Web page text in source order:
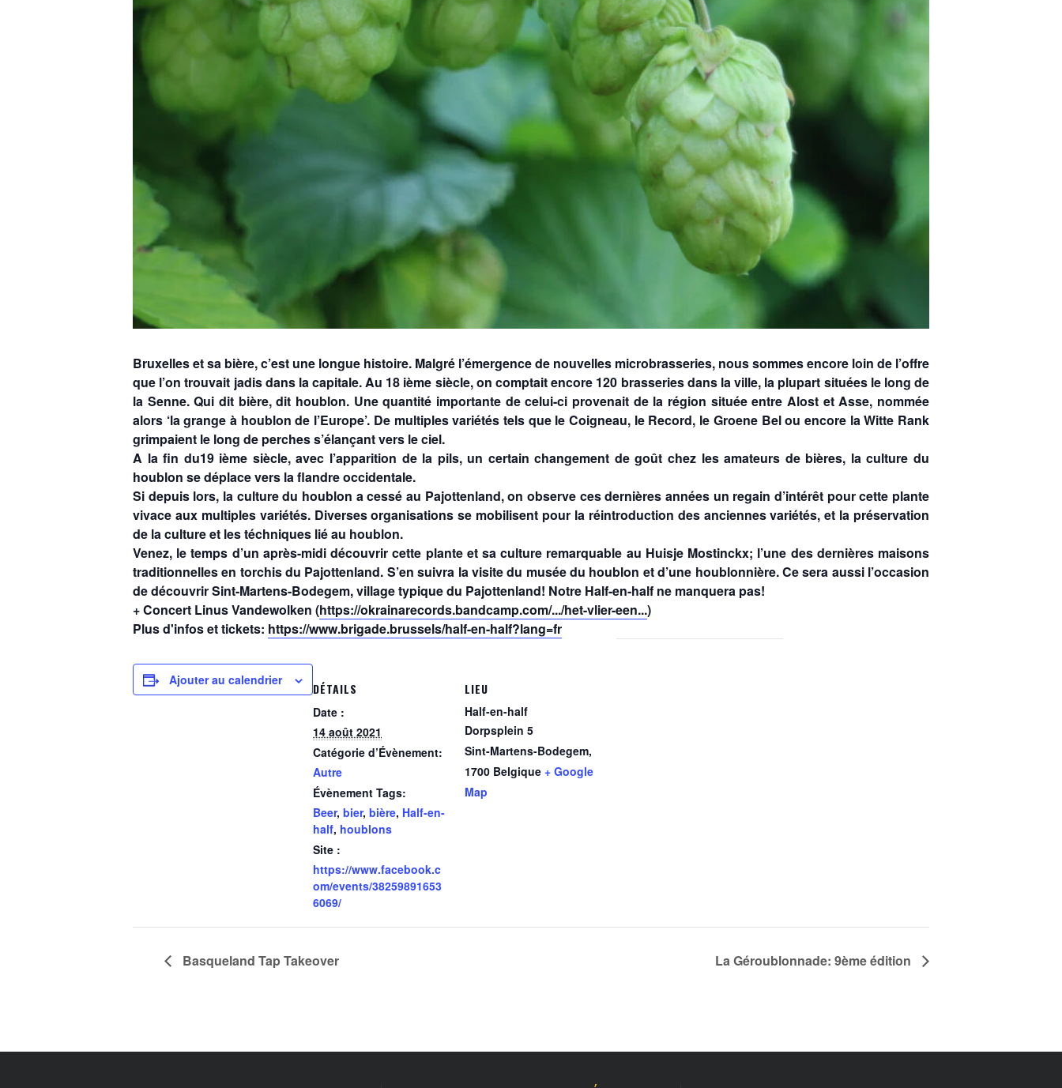
Bruxelles et sa bière, c’est une longue histoire. Malgré l’émergence de nouvelles microbrasseries, nous sommes encore loin de l’offre
que l’on trouvait jadis dans la capitale. Au 18 ième siècle, on comptait encore 120 brasseries dans la ville, la plupart situées le long de
la Senne. Qui dit bière, dit houblon. Une quantité importante de celui-ci provenait de la région située entre Alost et Asse, nommée
alors ‘la grange à houblon de l’Europe’. De multiples variétés tels que le Coigneau, le Record, le Groene Bel ou encore la Witte Rank
grimpaient le long de perches s’élançant vers le ciel.
A la fin du19 ième siècle, avec l’apparition de la pils, un certain changement de goût chez les amateurs de bières, la culture du
houblon se déplace vers la flandre occidentale.
Si depuis lors, la culture du houblon a cessé au Pajottenland, on observe ces dernières années un regain d’intérêt pour cette plante
vivace aux multiples variétés. Diverses organisations se mobilisent pour la réintroduction des anciennes variétés, et la préservation
de la culture et les téchniques lié au houblon.
Venez, le temps d’un après-midi découvrir cette plante et sa culture remarquable au Huisje Mostinckx; l’une des dernières maisons
traditionnelles en torchis du Pajottenland. S’en suivra la visite du musée du houblon et d’une houblonnière. Ce sera aussi l’occasion
de découvrir Sint-Martens-Bodegem, village typique du Pajottenland! Notre Half-en-half ne manquera pas!
+ Concert Linus Vandewolken (https://okrainarecords.bandcamp.com/.../het-vlier-een...)
Plus d'infos et tickets: https://www.brigade.brussels/half-en-half?lang=fr
Ajouter au calendrier
DÉTAILS
Date :
14 août 2021
Catégorie d’Évènement:
Autre
Évènement Tags:
Beer, bier, bière, Half-en-
half, houblons
Site :
https://www.facebook.c
om/events/38259891653
6069/
LIEU
Half-en-half
Dorpsplein 5
Sint-Martens-Bodegem,
1700 Belgique + Google
Map
Basqueland Tap Takeover La Géroublonnade: 9ème édition